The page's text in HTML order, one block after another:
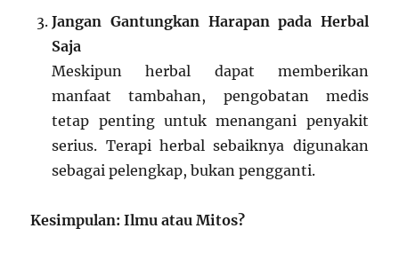
Jangan Gantungkan Harapan pada Herbal
Saja
Meskipun herbal dapat memberikan
manfaat tambahan, pengobatan medis
tetap penting untuk menangani penyakit
serius. Terapi herbal sebaiknya digunakan
sebagai pelengkap, bukan pengganti.
Kesimpulan: Ilmu atau Mitos?